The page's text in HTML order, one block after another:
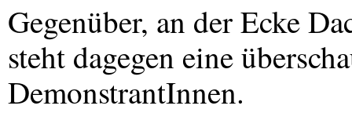
Gegenüber, an der Ecke
steht dagegen eine
DemonstrantInnen.